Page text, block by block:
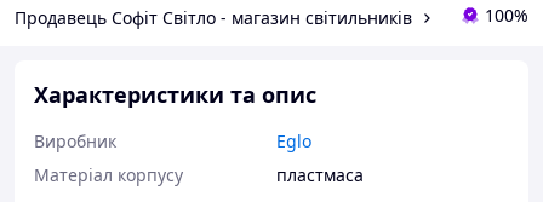
Продавець Софіт Світло - магазин світильників 100%
Характеристики та опис
Виробник
Eglo
Матеріал корпусу
пластмаса